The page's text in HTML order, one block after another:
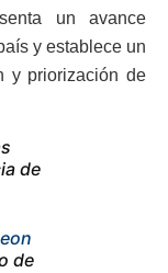
un avance
y establece un
y priorización de
de
de